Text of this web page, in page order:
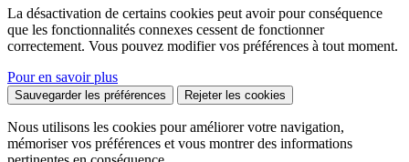
La désactivation de certains cookies peut avoir pour conséquence
que les fonctionnalités connexes cessent de fonctionner
correctement. Vous pouvez modifier vos préférences à tout moment.
Pour en savoir plus
Sauvegarder les préférences Rejeter les cookies
Nous utilisons les cookies pour améliorer votre navigation,
mémoriser vos préférences et vous montrer des informations